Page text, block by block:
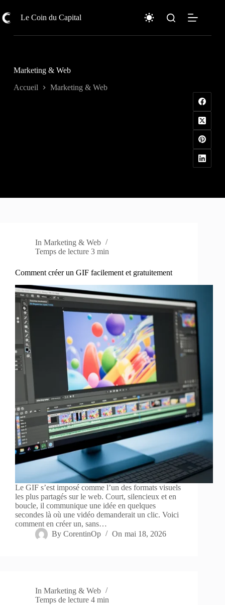
au
contenu
Le Coin du Capital
Marketing & Web
Accueil Marketing & Web
In Marketing & Web
Temps de lecture 3 min
Comment créer un GIF facilement et gratuitement
Le GIF s’est imposé comme l’un des formats visuels
les plus partagés sur le web. Court, silencieux et en
boucle, il communique une idée en quelques
secondes là où une vidéo demanderait un clic. Voici
comment en créer un, sans…
By CorentinOp On mai 18, 2026
In Marketing & Web
Temps de lecture 4 min